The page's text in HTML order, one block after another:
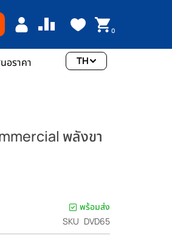
0
อราคา TH
พลังขา
พร้อมส่ง
SKU DVD65